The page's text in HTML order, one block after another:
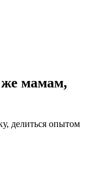
же мамам,
делиться опытом